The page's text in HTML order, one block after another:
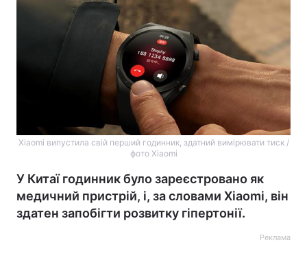
Xiaomi випустила свій перший годинник, здатний вимірювати тиск /
фото Xiaomi
У Китаї годинник було зареєстровано як
медичний пристрій, і, за словами Xiaomi, він
здатен запобігти розвитку гіпертонії.
Реклама